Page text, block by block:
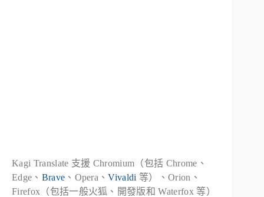
Kagi Translate 支援 Chromium（包括 Chrome、
Edge、 Brave 、Opera、Vivaldi 等）、Orion、
Firefox（包括一般火狐、開發版和 Waterfox 等）